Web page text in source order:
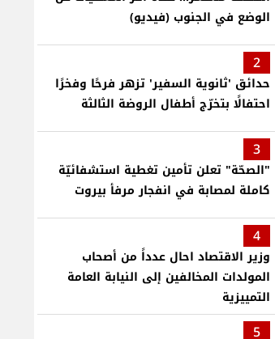
الوضع في الجنوب (فيديو)
2
حدائق 'ثانوية السفير' تزهر فرحًا وفخرًا
احتفالًا بتخرّج أطفال الروضة الثالثة
3
"الصحّة" تعلن تأمين تغطية استشفائيّة
كاملة لمصابة في انفجار مرفأ بيروت
4
وزير الاقتصاد احال عدداً من أصحاب
المولدات المخالفين إلى النيابة العامة
التمييزية
5